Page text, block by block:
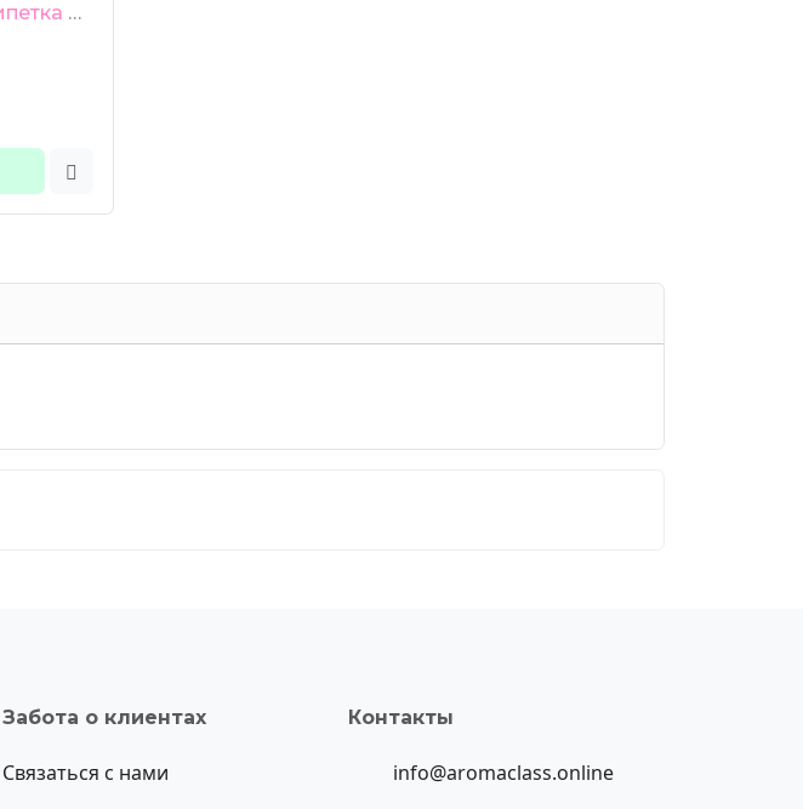
Пробник пипетка 2 мл малиновое стекло черная груша черная ребристая крышка
Забота о клиентах
Связаться с нами
Контакты
info@aromaclass.online